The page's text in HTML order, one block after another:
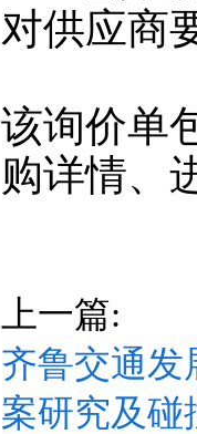
对供应商
该询价单
购详情、
上一篇:
齐鲁交通发
案研究及碰